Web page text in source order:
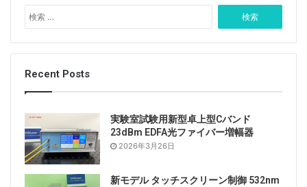
索
:
Recent Posts
実験室試験用新型卓上型Cバンド
23dBm EDFA光ファイバー増幅器
2026年3月26日
新モデル タッチスクリーン制御 532nm